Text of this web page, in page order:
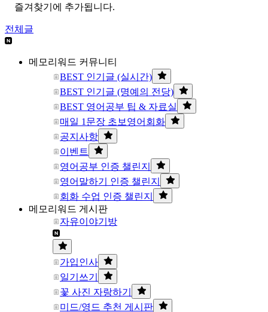
즐겨찾기에 추가됩니다.
전체글
메모리워드 커뮤니티
BEST 인기글 (실시간)
BEST 인기글 (명예의 전당)
BEST 영어공부 팁 & 자료실
매일 1문장 초보영어회화
공지사항
이벤트
영어공부 인증 챌린지
영어말하기 인증 챌린지
회화 수업 인증 챌린지
메모리워드 게시판
자유이야기방
가입인사
일기쓰기
꽃 사진 자랑하기
미드/영드 추천 게시판